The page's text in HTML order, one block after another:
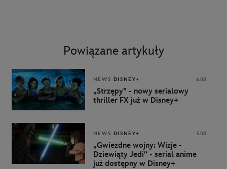
Powiązane artykuły
NEWS DISNEY+ 6.08
„Strzępy” - nowy serialowy
thriller FX już w Disney+
NEWS DISNEY+ 5.08
„Gwiezdne wojny: Wizje -
Dziewiąty Jedi” - serial anime
już dostępny w Disney+